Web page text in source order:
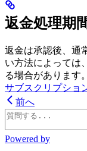
返金処理期
返金は承認後、通
い方法によっては
る場合があります。
サブスクリプショ
前へ
Powered by